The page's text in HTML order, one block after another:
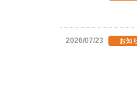
2026/07/23 お知